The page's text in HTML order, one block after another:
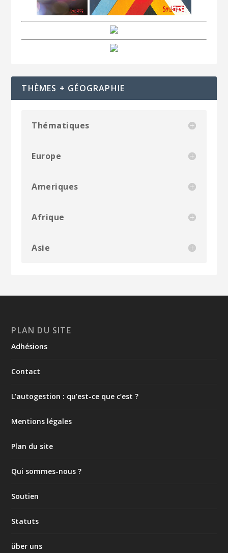
THÈMES + GÉOGRAPHIE
Thématiques
Europe
Ameriques
Afrique
Asie
PLAN DU SITE
Adhésions
Contact
L’autogestion : qu’est-ce que c’est ?
Mentions légales
Plan du site
Qui sommes-nous ?
Soutien
Statuts
über uns